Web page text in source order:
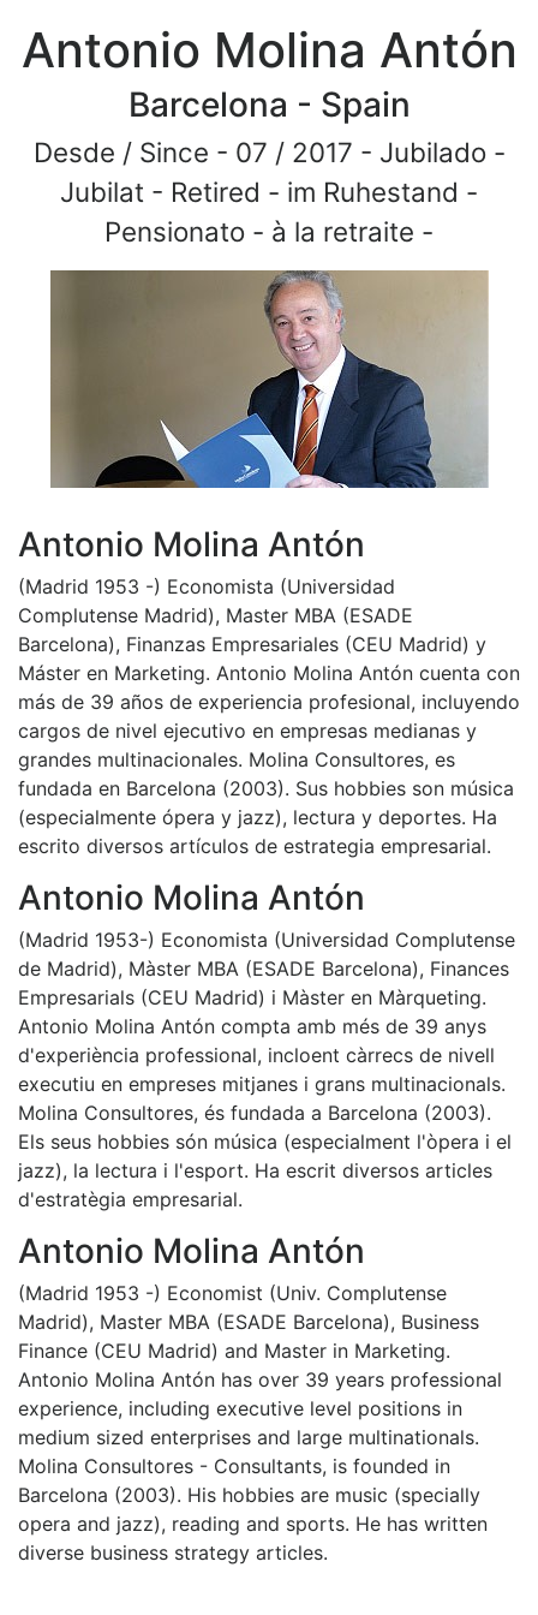
Antonio Molina Antón
Barcelona - Spain
Desde / Since - 07 / 2017 - Jubilado -
Jubilat - Retired - im Ruhestand -
Pensionato - à la retraite -
Antonio Molina Antón
(Madrid 1953 -) Economista (Universidad
Complutense Madrid), Master MBA (ESADE
Barcelona), Finanzas Empresariales (CEU Madrid) y
Máster en Marketing. Antonio Molina Antón cuenta con
más de 39 años de experiencia profesional, incluyendo
cargos de nivel ejecutivo en empresas medianas y
grandes multinacionales. Molina Consultores, es
fundada en Barcelona (2003). Sus hobbies son música
(especialmente ópera y jazz), lectura y deportes. Ha
escrito diversos artículos de estrategia empresarial.
Antonio Molina Antón
(Madrid 1953-) Economista (Universidad Complutense
de Madrid), Màster MBA (ESADE Barcelona), Finances
Empresarials (CEU Madrid) i Màster en Màrqueting.
Antonio Molina Antón compta amb més de 39 anys
d'experiència professional, incloent càrrecs de nivell
executiu en empreses mitjanes i grans multinacionals.
Molina Consultores, és fundada a Barcelona (2003).
Els seus hobbies són música (especialment l'òpera i el
jazz), la lectura i l'esport. Ha escrit diversos articles
d'estratègia empresarial.
Antonio Molina Antón
(Madrid 1953 -) Economist (Univ. Complutense
Madrid), Master MBA (ESADE Barcelona), Business
Finance (CEU Madrid) and Master in Marketing.
Antonio Molina Antón has over 39 years professional
experience, including executive level positions in
medium sized enterprises and large multinationals.
Molina Consultores - Consultants, is founded in
Barcelona (2003). His hobbies are music (specially
opera and jazz), reading and sports. He has written
diverse business strategy articles.